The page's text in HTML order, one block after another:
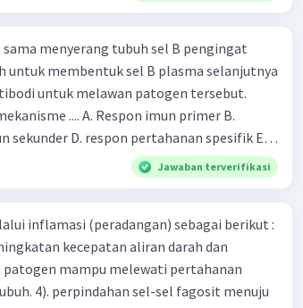
menyerang tubuh sel B pengingat
untuk membentuk sel B plasma selanjutnya
untuk melawan patogen tersebut.
.... A. Respon imun primer B.
sekunder D. respon pertahanan spesifik E.
Jawaban terverifikasi
inflamasi (peradangan) sebagai berikut :
kecepatan aliran darah dan
mampu melewati pertahanan
4). perpindahan sel-sel fagosit menuju